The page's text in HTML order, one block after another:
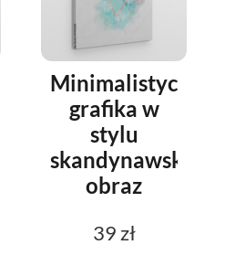
Minimalistyczna
grafika w
stylu
skandynawskim
obraz
39 zł